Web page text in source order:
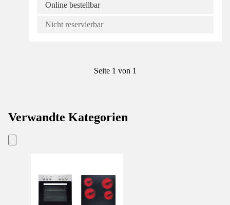
Online bestellbar
Nicht reservierbar
Seite 1 von 1
Verwandte Kategorien